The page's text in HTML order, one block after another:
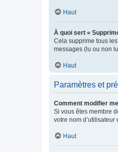
Haut
À quoi sert «
Cela supprime tous
messages (lu ou non
Haut
Paramètres et
Comment modifier
Si vous êtes membre
votre nom
Haut